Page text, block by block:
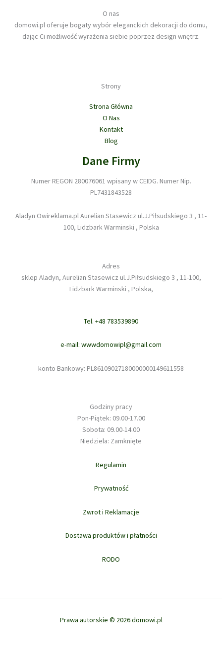
O nas
domowi.pl oferuje bogaty wybór eleganckich dekoracji do domu,
dając Ci możliwość wyrażenia siebie poprzez design wnętrz.
Strony
Strona Główna
O Nas
Kontakt
Blog
Dane Firmy
Numer REGON 280076061 wpisany w CEIDG. Numer Nip.
PL7431843528
Aladyn Owireklama.pl Aurelian Stasewicz ul.J.Piłsudskiego 3 , 11-
100, Lidzbark Warminski , Polska
Adres
sklep Aladyn, Aurelian Stasewicz ul.J.Piłsudskiego 3 , 11-100,
Lidzbark Warminski , Polska,
Tel. +48 783539890
e-mail: wwwdomowipl@gmail.com
konto Bankowy: PL86109027180000000149611558
Godziny pracy
Pon-Piątek: 09.00-17.00
Sobota: 09.00-14.00
Niedziela: Zamknięte
Regulamin
Prywatność
Zwrot i Reklamacje
Dostawa produktów i płatności
RODO
Prawa autorskie © 2026 domowi.pl